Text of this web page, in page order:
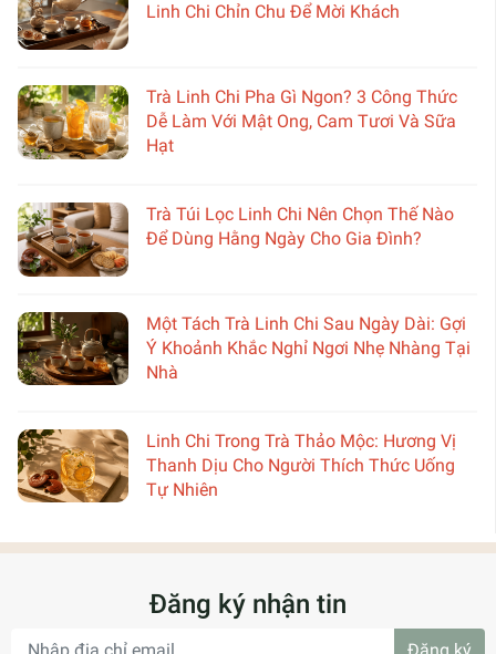
Linh Chi Chỉn Chu Để Mời Khách
Trà Linh Chi Pha Gì Ngon? 3 Công Thức
Dễ Làm Với Mật Ong, Cam Tươi Và Sữa
Hạt
Trà Túi Lọc Linh Chi Nên Chọn Thế Nào
Để Dùng Hằng Ngày Cho Gia Đình?
Một Tách Trà Linh Chi Sau Ngày Dài: Gợi
Ý Khoảnh Khắc Nghỉ Ngơi Nhẹ Nhàng Tại
Nhà
Linh Chi Trong Trà Thảo Mộc: Hương Vị
Thanh Dịu Cho Người Thích Thức Uống
Tự Nhiên
Đăng ký nhận tin
Đăng ký